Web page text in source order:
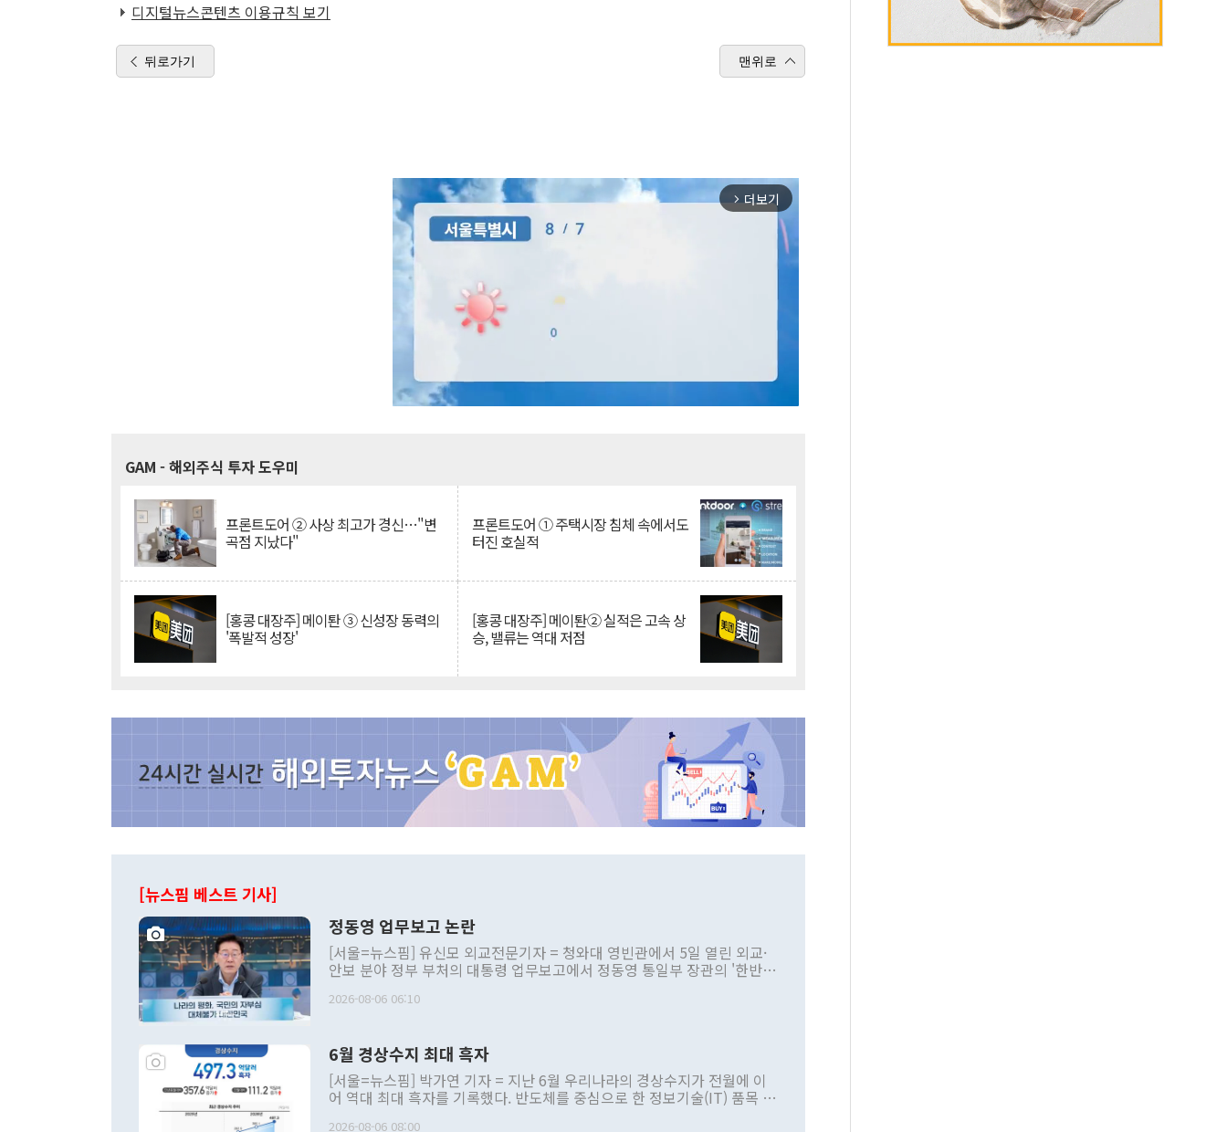
디지털뉴스콘텐츠 이용규칙 보기
뒤로가기 맨위로
arrow_forward_ios 더보기
GAM - 해외주식 투자 도우미
프론트도어 ② 사상 최고가 경신…"변
곡점 지났다"
프론트도어 ① 주택시장 침체 속에서도
터진 호실적
[홍콩 대장주] 메이퇀 ③ 신성장 동력의
'폭발적 성장'
[홍콩 대장주] 메이퇀② 실적은 고속 상
승, 밸류는 역대 저점
[뉴스핌 베스트 기사]
정동영 업무보고 논란
[서울=뉴스핌] 유신모 외교전문기자 = 청와대 영빈관에서 5일 열린 외교·
안보 분야 정부 부처의 대통령 업무보고에서 정동영 통일부 장관의 '한반도
발언 중에는 정부 내 조율을 거치지 않은 사안을 정책으로 추진하겠다고 공
주의적 희망에 근거한 비현실적 구상'이라는 비판을 내놨다. 그동안 정 장
관의 대북 정책 관련 발언이 물의를 빚은 적은 여러 번 있지만 대통령과 유
관 부처 장관이 공개적으로 부정적 입장을 표명한 것은 이례적이다. 정 장
관의 무리한 대북 접근법과 월권을 제어해야 한다는 목소리도 높아지고 있
다. [정동영 통일부 장관이 지난달 23일 오후 서울 종로구 정부서울청사에
2026-08-06 06:10
6월 경상수지 최대 흑자
[서울=뉴스핌] 박가연 기자 = 지난 6월 우리나라의 경상수지가 전월에 이
어 역대 최대 흑자를 기록했다. 반도체를 중심으로 한 정보기술(IT) 품목 수
2026-08-06 08:00